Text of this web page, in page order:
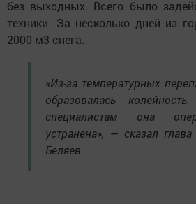
без выходных. Всего было
техники. За несколько дней из
2000 м3 снега.
«Из-за температурных
образовалась
специалистам она
устранена», — сказал
Беляев.